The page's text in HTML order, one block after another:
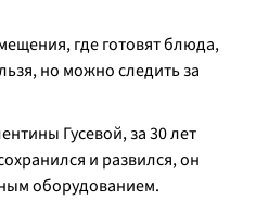
где готовят блюда,
но можно следить за
Гусевой, за 30 лет
и развился, он
оборудованием.